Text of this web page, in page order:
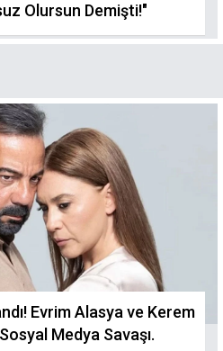
Olursun Demişti!"
Evrim Alasya ve Kerem
Medya Savaşı.